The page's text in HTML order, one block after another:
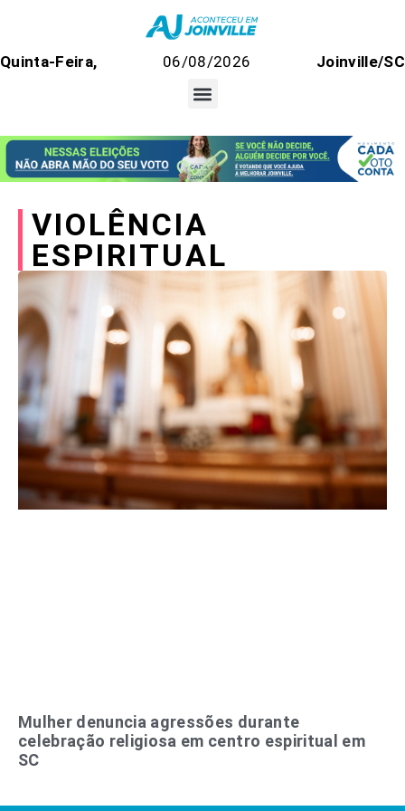
Quinta-Feira, 06/08/2026 Joinville/SC
VIOLÊNCIA
ESPIRITUAL
Mulher denuncia agressões durante
celebração religiosa em centro espiritual em
SC